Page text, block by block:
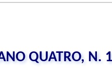
QUATRO, N. 1